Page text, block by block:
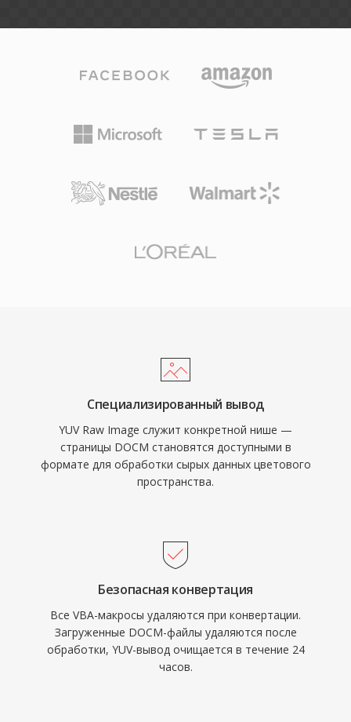
Специализированный вывод
YUV Raw Image служит конкретной нише —
страницы DOCM становятся доступными в
формате для обработки сырых данных цветового
пространства.
Безопасная конвертация
Все VBA-макросы удаляются при конвертации.
Загруженные DOCM-файлы удаляются после
обработки, YUV-вывод очищается в течение 24
часов.